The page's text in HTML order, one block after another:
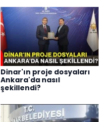
Dinar'ın proje dosyaları
Ankara'da nasıl
şekillendi?